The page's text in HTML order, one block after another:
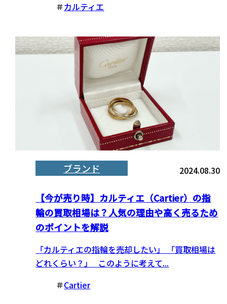
＃カルティエ
ブランド 2024.08.30
【今が売り時】カルティエ（Cartier）の指
輪の買取相場は？人気の理由や高く売るため
のポイントを解説
「カルティエの指輪を売却したい」 「買取相場は
どれくらい？」 このように考えて...
＃Cartier